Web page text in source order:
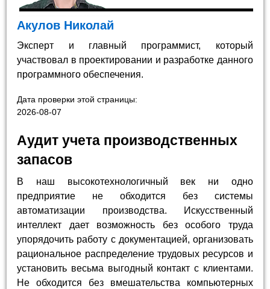
Акулов Николай
Эксперт и главный программист, который
участвовал в проектировании и разработке данного
программного обеспечения.
Дата проверки этой страницы:
2026-08-07
Аудит учета производственных
запасов
В наш высокотехнологичный век ни одно
предприятие не обходится без системы
автоматизации производства. Искусственный
интеллект дает возможность без особого труда
упорядочить работу с документацией, организовать
рациональное распределение трудовых ресурсов и
установить весьма выгодный контакт с клиентами.
Не обходится без вмешательства компьютерных